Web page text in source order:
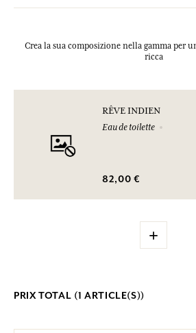
Crea la sua composizione nella gamma per
ricca
RÊVE INDIEN
Eau de toilette
82,00 €
+
PRIX TOTAL (1 ARTICLE(S))